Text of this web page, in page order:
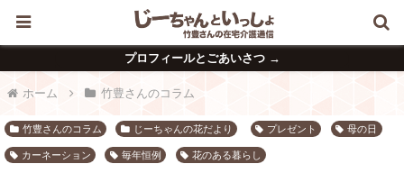
プロフィールとごあいさつ →
ホーム 竹豊さんのコラム
竹豊さんのコラム じーちゃんの花だより プレゼント 母の日
カーネーション 毎年恒例 花のある暮らし